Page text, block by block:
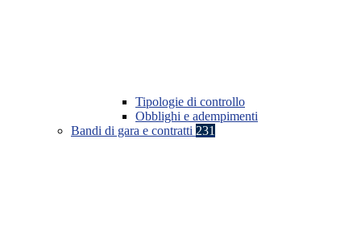
Tipologie di controllo
Obblighi e adempimenti
Bandi di gara e contratti 231